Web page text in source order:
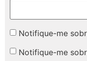
Notifique-me
Notifique-me